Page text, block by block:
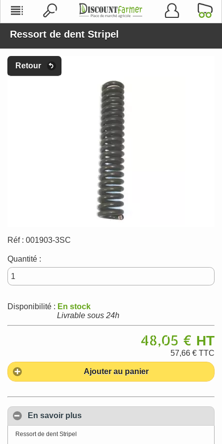
Ressort de dent Stripel
Retour
Réf : 001903-3SC
Quantité :
Disponibilité : En stock
Livrable sous 24h
48,05 € HT
57,66 € TTC
Ajouter au panier
En savoir plus
Ressort de dent Stripel